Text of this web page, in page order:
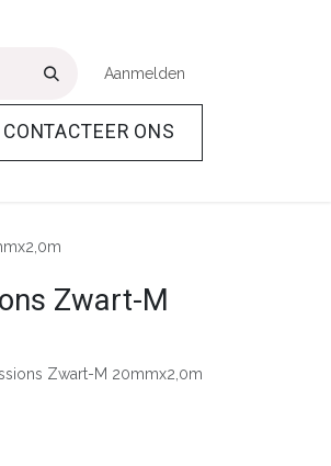
Aanmelden
CONTACTEER ONS
Zwart-M
Zwart-M 20mmx2,0m